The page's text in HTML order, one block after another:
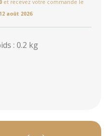
et recevez votre commande le
août 2026
: 0.2 kg